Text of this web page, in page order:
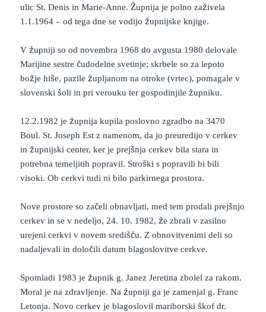
ulic St. Denis in Marie-Anne. Župnija je polno zaživela
1.1.1964 – od tega dne se vodijo župnijske knjige.
V župniji so od novembra 1968 do avgusta 1980 delovale
Marijine sestre čudodelne svetinje; skrbele so za lepoto
božje hiše, pazile župljanom na otroke (vrtec), pomagale v
slovenski šoli in pri verouku ter gospodinjile župniku.
12.2.1982 je župnija kupila poslovno zgradbo na 3470
Boul. St. Joseph Est z namenom, da jo preuredijo v cerkev
in župnijski center, ker je prejšnja cerkev bila stara in
potrebna temeljitih popravil. Stroški s popravili bi bili
visoki. Ob cerkvi tudi ni bilo parkirnega prostora.
Nove prostore so začeli obnavljati, med tem prodali prejšnjo
cerkev in se v nedeljo, 24. 10. 1982, že zbrali v zasilno
urejeni cerkvi v novem središču. Z obnovitvenimi deli so
nadaljevali in določili datum blagoslovitve cerkve.
Spomladi 1983 je župnik g. Janez Jeretina zbolel za rakom.
Moral je na zdravljenje. Na župniji ga je zamenjal g. Franc
Letonja. Novo cerkev je blagoslovil mariborski škof dr.